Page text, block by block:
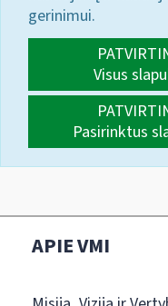
gerinimui.
Visus
Pasirinktus
APIE VMI